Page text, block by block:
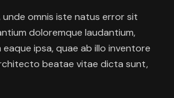
omnis iste natus error sit
doloremque laudantium,
ipsa, quae ab illo inventore
beatae vitae dicta sunt,